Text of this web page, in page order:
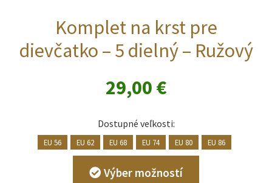
Komplet na krst pre
dievčatko – 5 dielný – Ružový
29,00 €
Dostupné veľkosti:
EU 56 EU 62 EU 68 EU 74 EU 80 EU 86
Výber možností